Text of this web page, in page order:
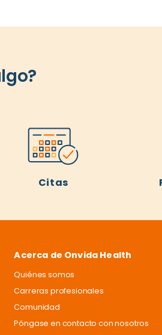
Citas
Acerca de Onvida Health
Quiénes somos
Carreras profesionales
Comunidad
Póngase en contacto con nosotros